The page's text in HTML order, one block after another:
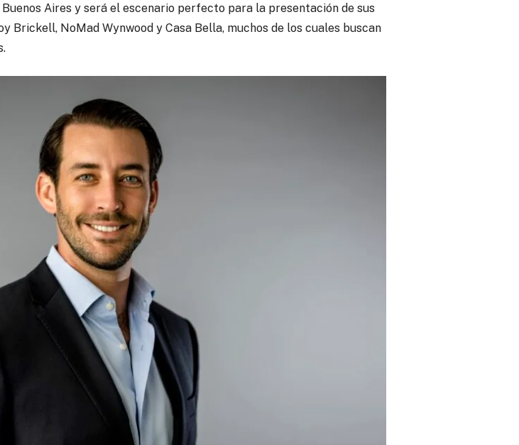
Aires y será el escenario perfecto para la presentación de sus
Brickell, NoMad Wynwood y Casa Bella, muchos de los cuales buscan